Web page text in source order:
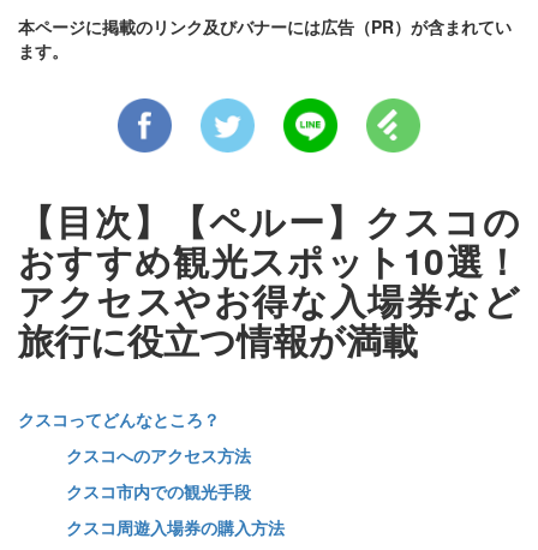
本ページに掲載のリンク及びバナーには広告（PR）が含まれてい
ます。
【目次】【ペルー】クスコの
おすすめ観光スポット10選！
アクセスやお得な入場券など
旅行に役立つ情報が満載
クスコってどんなところ？
クスコへのアクセス方法
クスコ市内での観光手段
クスコ周遊入場券の購入方法